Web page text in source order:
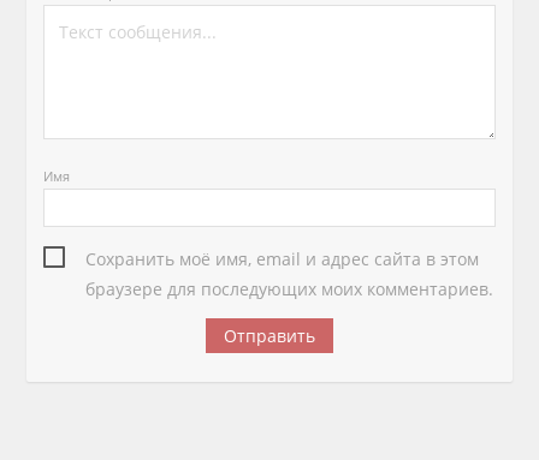
Имя
Сохранить моё имя, email и адрес сайта в этом
браузере для последующих моих комментариев.